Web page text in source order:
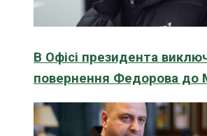
В Офісі президента
повернення Федорова до